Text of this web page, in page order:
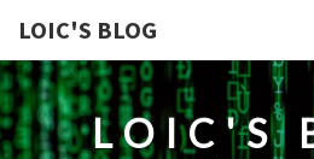
LOIC'S BLOG
LOIC'S